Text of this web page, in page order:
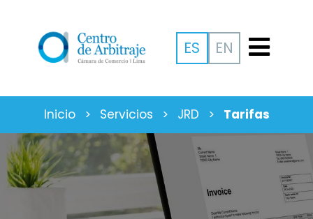
EN
ES
Inicio > Servicios > JRD > Tarifas